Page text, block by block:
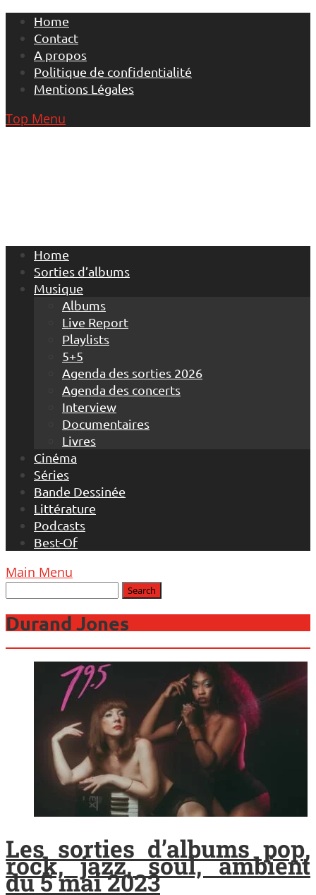
Skip
content
Home
Contact
A propos
Politique de confidentialité
Mentions Légales
Top Menu
Home
Sorties d’albums
Musique
Albums
Live Report
Playlists
5+5
Agenda des sorties 2026
Agenda des concerts
Interview
Documentaires
Livres
Cinéma
Séries
Bande Dessinée
Littérature
Podcasts
Best-Of
Main Menu
Durand Jones
Les sorties d’albums pop,
rock, jazz, soul, ambient
du 5 mai 2023